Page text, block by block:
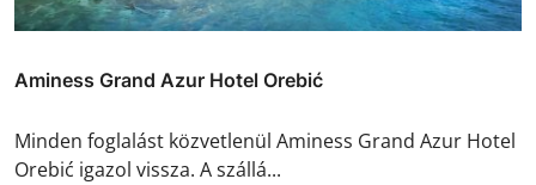
Aminess Grand Azur Hotel Orebić
Minden foglalást közvetlenül Aminess Grand Azur Hotel
Orebić igazol vissza. A szállá...